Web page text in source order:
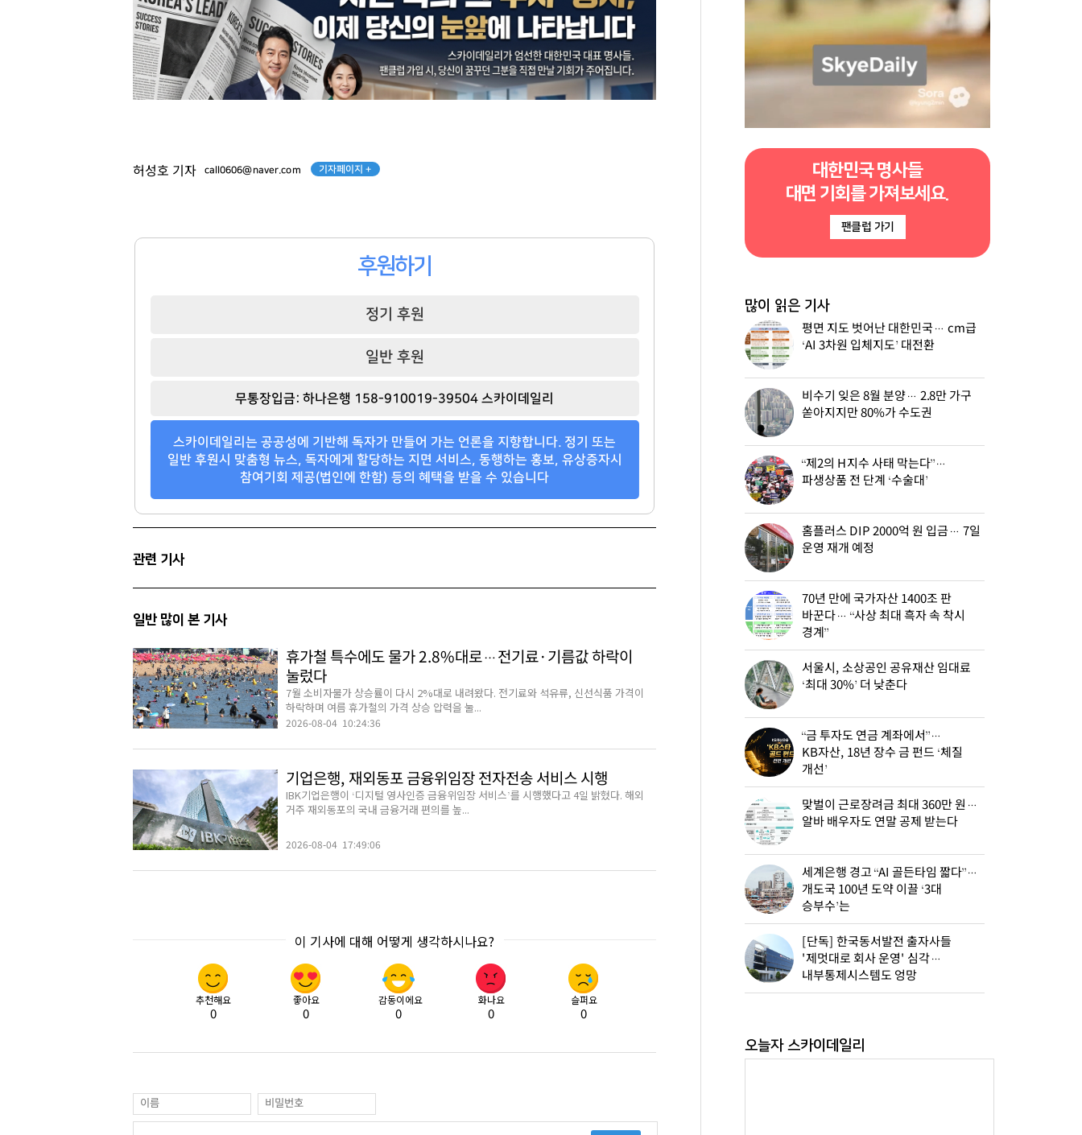
한남더힐
팬클럽 참여
동원그룹
트라움하우스3차
팬클럽 참여
100
슈가
방탄소년단
한남리버힐
팬클럽 참여
69
카카오
로덴하우스 웨스트빌리지
팬클럽 참여
294
소피아도무스
팬클럽 참여
허성호 기자 call0606@naver.com 기자페이지 +
후원하기
정기 후원
일반 후원
무통장입금: 하나은행 158-910019-39504 스카이데일리
스카이데일리는 공공성에 기반해 독자가 만들어 가는 언론을 지향합니다. 정기 또는
일반 후원시 맞춤형 뉴스, 독자에게 할당하는 지면 서비스, 동행하는 홍보, 유상증자시
참여기회 제공(법인에 한함) 등의 혜택을 받을 수 있습니다
관련 기사
일반 많이 본 기사
휴가철 특수에도 물가 2.8%대로…전기료·기름값 하락이
눌렀다
7월 소비자물가 상승률이 다시 2%대로 내려왔다. 전기료와 석유류, 신선식품 가격이
하락하며 여름 휴가철의 가격 상승 압력을 눌...
2026-08-04 10:24:36
기업은행, 재외동포 금융위임장 전자전송 서비스 시행
IBK기업은행이 ‘디지털 영사인증 금융위임장 서비스’를 시행했다고 4일 밝혔다. 해외
거주 재외동포의 국내 금융거래 편의를 높...
2026-08-04 17:49:06
이 기사에 대해 어떻게 생각하시나요?
추천해요
0
좋아요
0
감동이에요
0
화나요
0
슬퍼요
0
대한민국 명사들
대면 기회를 가져보세요.
팬클럽 가기
많이 읽은 기사
평면 지도 벗어난 대한민국… cm급
‘AI 3차원 입체지도’ 대전환
비수기 잊은 8월 분양… 2.8만 가구
쏟아지지만 80%가 수도권
“제2의 H지수 사태 막는다”…
파생상품 전 단계 ‘수술대’
홈플러스 DIP 2000억 원 입금… 7일
운영 재개 예정
70년 만에 국가자산 1400조 판
바꾼다… “사상 최대 흑자 속 착시
경계”
서울시, 소상공인 공유재산 임대료
‘최대 30%’ 더 낮춘다
“금 투자도 연금 계좌에서”…
KB자산, 18년 장수 금 펀드 ‘체질
개선’
맞벌이 근로장려금 최대 360만 원…
알바 배우자도 연말 공제 받는다
세계은행 경고 “AI 골든타임 짧다”…
개도국 100년 도약 이끌 ‘3대
승부수’는
[단독] 한국동서발전 출자사들
'제멋대로 회사 운영' 심각…
내부통제시스템도 엉망
오늘자 스카이데일리